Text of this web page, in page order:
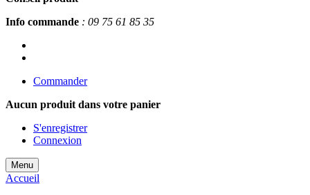
Info commande : 09 75 61 85 35
Commander
Aucun produit dans votre panier
S'enregistrer
Connexion
Menu
Accueil